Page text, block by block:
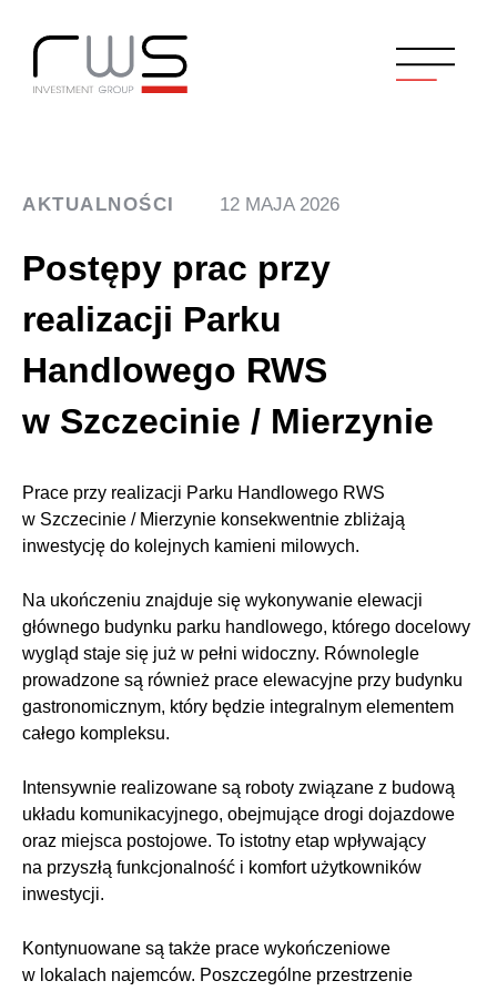
AKTUALNOŚCI 12 MAJA 2026
Postępy prac przy
realizacji Parku
Handlowego RWS
w Szczecinie / Mierzynie
Prace przy realizacji Parku Handlowego RWS
w Szczecinie / Mierzynie konsekwentnie zbliżają
inwestycję do kolejnych kamieni milowych.
Na ukończeniu znajduje się wykonywanie elewacji
głównego budynku parku handlowego, którego docelowy
wygląd staje się już w pełni widoczny. Równolegle
prowadzone są również prace elewacyjne przy budynku
gastronomicznym, który będzie integralnym elementem
całego kompleksu.
Intensywnie realizowane są roboty związane z budową
układu komunikacyjnego, obejmujące drogi dojazdowe
oraz miejsca postojowe. To istotny etap wpływający
na przyszłą funkcjonalność i komfort użytkowników
inwestycji.
Kontynuowane są także prace wykończeniowe
w lokalach najemców. Poszczególne przestrzenie